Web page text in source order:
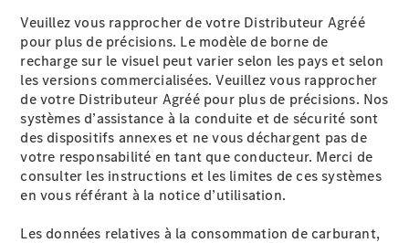
GLA
Nouveau
GLA Nouveau Électrique
GLB Nouveau Électrique
GLB Nouveau
GLC Nouveau Électrique
GLC
GLC Coupé
GLE
Nouveau
GLE
Coupé
Nouveau
Mercedes-
Veuillez vous rapprocher de votre Distributeur Agréé
pour plus de précisions. Le modèle de borne de
recharge sur le visuel peut varier selon les pays et selon
les versions commercialisées. Veuillez vous rapprocher
de votre Distributeur Agréé pour plus de précisions. Nos
systèmes d’assistance à la conduite et de sécurité sont
des dispositifs annexes et ne vous déchargent pas de
votre responsabilité en tant que conducteur. Merci de
consulter les instructions et les limites de ces systèmes
en vous référant à la notice d’utilisation.
Les données relatives à la consommation de carburant,